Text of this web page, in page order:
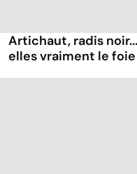
Artichaut, radis
elles vraiment le foie